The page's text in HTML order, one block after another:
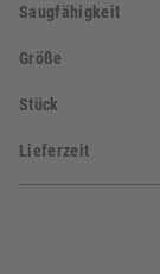
Saugfähigkeit
Größe
Stück
Lieferzeit